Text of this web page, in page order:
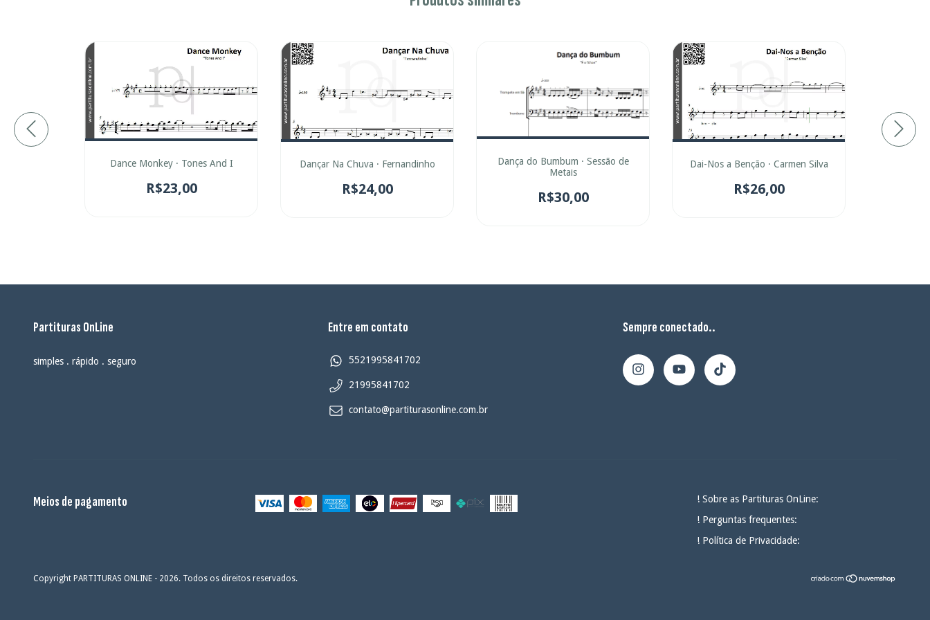
Dance Monkey · Tones And I
R$23,00
Dançar Na Chuva · Fernandinho
R$24,00
Dança do Bumbum · Sessão de
Metais
R$30,00
Dai-Nos a Benção · Carmen Silva
R$26,00
Partituras OnLine
simples . rápido . seguro
Entre em contato
5521995841702
21995841702
contato@partiturasonline.com.br
Sempre conectado..
Meios de pagamento
! Sobre as Partituras OnLine:
! Perguntas frequentes:
! Política de Privacidade:
Copyright PARTITURAS ONLINE - 2026. Todos os direitos reservados.